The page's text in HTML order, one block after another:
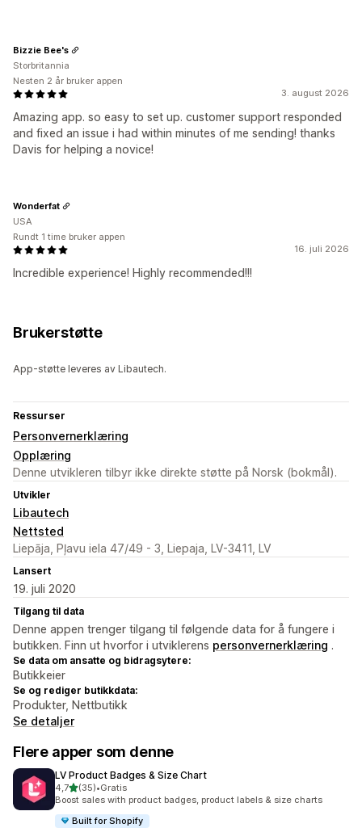
3. august 2026
Amazing app. so easy to set up. customer support responded
and fixed an issue i had within minutes of me sending! thanks
Davis for helping a novice!
Bizzie Bee's
Storbritannia
Nesten 2 år bruker appen
16. juli 2026
Incredible experience! Highly recommended!!!
Wonderfat
USA
Rundt 1 time bruker appen
Brukerstøtte
App-støtte leveres av Libautech.
Ressurser
Personvernerklæring
Opplæring
Denne utvikleren tilbyr ikke direkte støtte på Norsk (bokmål).
Utvikler
Libautech
Nettsted
Liepāja, Pļavu iela 47/49 - 3, Liepaja, LV-3411, LV
Lansert
19. juli 2020
Tilgang til data
Denne appen trenger tilgang til følgende data for å fungere i
butikken. Finn ut hvorfor i utviklerens personvernerklæring .
Se data om ansatte og bidragsytere:
Butikkeier
Se og rediger butikkdata:
Produkter, Nettbutikk
Se detaljer
Flere apper som denne
LV Product Badges & Size Chart
4,7av 5 stjerner
(35)
Totalt 35 omtaler
•Gratis
Boost sales with product badges, product labels & size charts
Built for Shopify